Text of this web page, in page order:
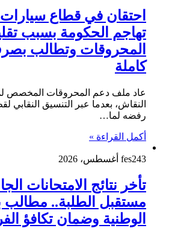
احتقان في قطاع سيارات
تهاجم الحكومة بسبب
المحروقات وتطالب
كاملة
عاد ملف دعم المحروقات المخصص
النقاش، بعدما عبر التنسيق النقابي
رفضه لما…
أكمل القراءة »
fes243 أغسطس، 2026
تأخر نتائج الامتحانات
مستقبل الطلبة.. مطالب
الوطنية وضمان تكافؤ